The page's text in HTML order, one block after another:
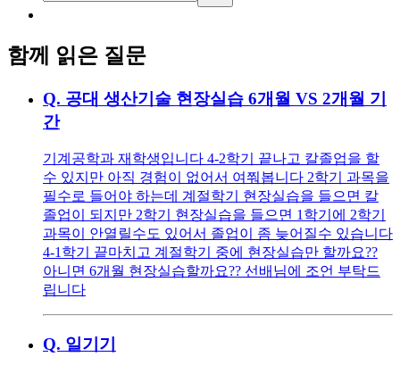
함께 읽은 질문
Q. 공대 생산기술 현장실습 6개월 VS 2개월 기
간
기계공학과 재학생입니다 4-2학기 끝나고 칼졸업을 할
수 있지만 아직 경험이 없어서 여쭤봅니다 2학기 과목을
필수로 들어야 하는데 계절학기 현장실습을 들으면 칼
졸업이 되지만 2학기 현장실습을 들으면 1학기에 2학기
과목이 안열릴수도 있어서 졸업이 좀 늦어질수 있습니다
4-1학기 끝마치고 계절학기 중에 현장실습만 할까요??
아니면 6개월 현장실습할까요?? 선배님에 조언 부탁드
립니다
Q. 일기기